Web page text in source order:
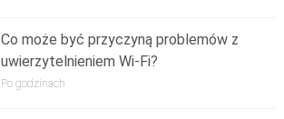
Co może być przyczyną problemów z
uwierzytelnieniem Wi-Fi?
Po godzinach